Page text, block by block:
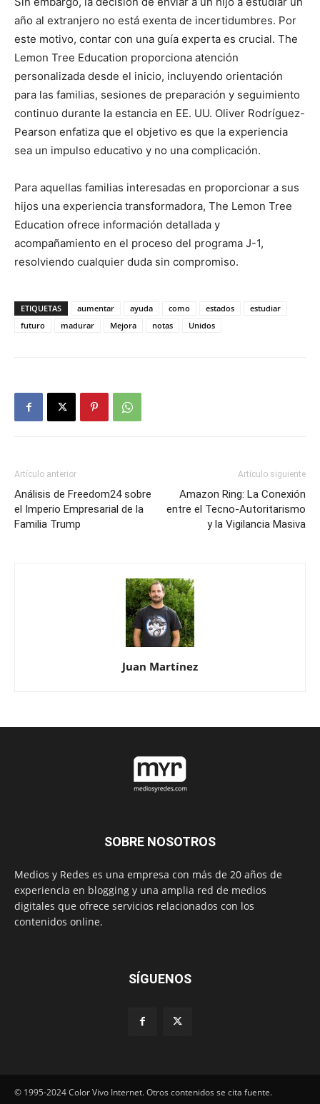
año al extranjero no está exenta de incertidumbres. Por
este motivo, contar con una guía experta es crucial. The
Lemon Tree Education proporciona atención
personalizada desde el inicio, incluyendo orientación
para las familias, sesiones de preparación y seguimiento
continuo durante la estancia en EE. UU. Oliver Rodríguez-
Pearson enfatiza que el objetivo es que la experiencia
sea un impulso educativo y no una complicación.
Para aquellas familias interesadas en proporcionar a sus
hijos una experiencia transformadora, The Lemon Tree
Education ofrece información detallada y
acompañamiento en el proceso del programa J-1,
resolviendo cualquier duda sin compromiso.
ETIQUETAS aumentar ayuda como estados
estudiar
futuro
madurar Mejora notas Unidos
Artículo anterior
Análisis de Freedom24 sobre
el Imperio Empresarial de la
Familia Trump
Artículo siguiente
Amazon Ring: La Conexión
entre el Tecno-Autoritarismo
y la Vigilancia Masiva
Juan Martínez
SOBRE NOSOTROS
Medios y Redes es una empresa con más de 20 años de
experiencia en blogging y una amplia red de medios
digitales que ofrece servicios relacionados con los
contenidos online.
SÍGUENOS
© 1995-2024 Color Vivo Internet. Otros contenidos se cita fuente.